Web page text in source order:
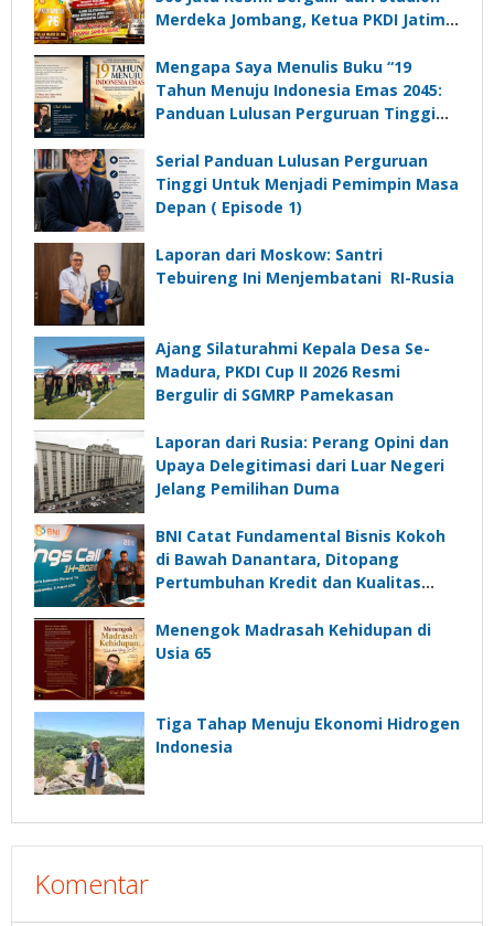
Merdeka Jombang, Ketua PKDI Jatim:
Komunikasi Kades untuk Memajukan
Desa
Mengapa Saya Menulis Buku “19
Tahun Menuju Indonesia Emas 2045:
Panduan Lulusan Perguruan Tinggi
Depan”?
Serial Panduan Lulusan Perguruan
Tinggi Untuk Menjadi Pemimpin Masa
Depan ( Episode 1)
Laporan dari Moskow: Santri
Tebuireng Ini Menjembatani RI-Rusia
Ajang Silaturahmi Kepala Desa Se-
Madura, PKDI Cup II 2026 Resmi
Bergulir di SGMRP Pamekasan
Laporan dari Rusia: Perang Opini dan
Upaya Delegitimasi dari Luar Negeri
Jelang Pemilihan Duma
BNI Catat Fundamental Bisnis Kokoh
di Bawah Danantara, Ditopang
Pertumbuhan Kredit dan Kualitas
Menengok Madrasah Kehidupan di
Usia 65
Tiga Tahap Menuju Ekonomi Hidrogen
Indonesia
Komentar